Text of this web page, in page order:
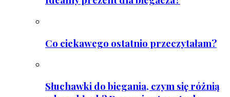
Co ciekawego ostatnio przeczytałam?
Słuchawki do biegania, czym się różnią